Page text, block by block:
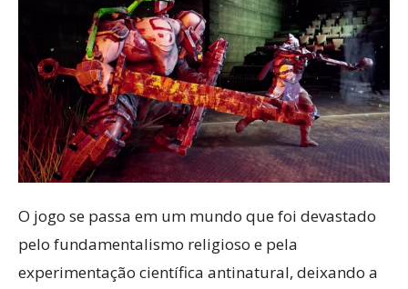
O jogo se passa em um mundo que foi devastado
pelo fundamentalismo religioso e pela
experimentação científica antinatural, deixando a